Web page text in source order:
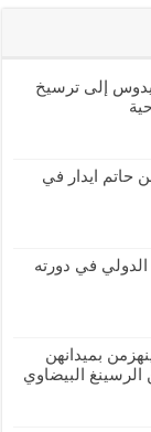
إلى ترسيخ
حاتم ايدار في
الدولي في دورته
بميدانهن
البيضاوي